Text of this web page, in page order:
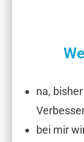
na,
bei mir